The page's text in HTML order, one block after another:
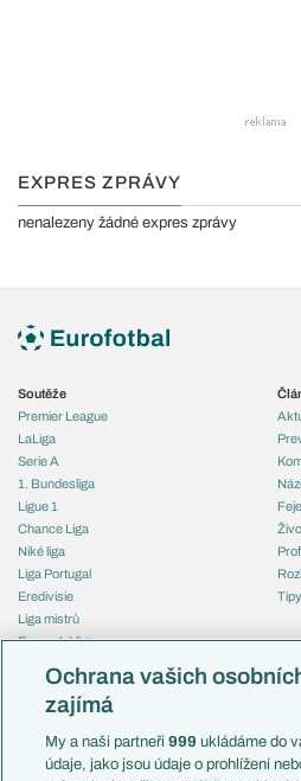
EXPRES ZPRÁVY
nenalezeny žádné expres zprávy
Soutěže
Premier League
LaLiga
Serie A
1. Bundesliga
Ligue 1
Chance Liga
Niké liga
Liga Portugal
Eredivisie
Liga mistrů
Evropská liga
Mistrovství světa
Liga národů
Témata
Ochrana vašich
zajímá
My a naši partneři999 ukládáme do
údaje, jako jsou údaje o prohlížení